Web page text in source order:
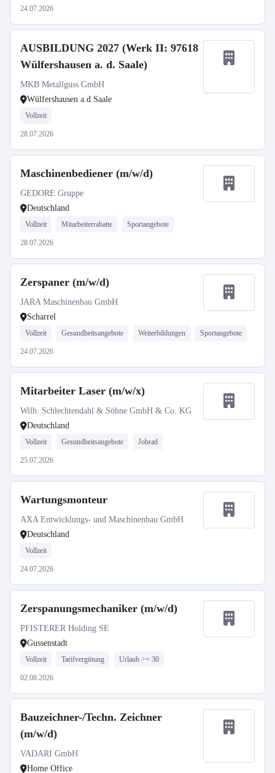
24.07.2026
AUSBILDUNG 2027 (Werk II: 97618
Wülfershausen a. d. Saale)
MKB Metallguss GmbH
Wülfershausen a.d.Saale
Vollzeit
28.07.2026
Maschinenbediener (m/w/d)
GEDORE Gruppe
Deutschland
Vollzeit Mitarbeiterrabatte Sportangebote
28.07.2026
Zerspaner (m/w/d)
JARA Maschinenbau GmbH
Scharrel
Vollzeit Gesundheitsangebote Weiterbildungen Sportangebote
24.07.2026
Mitarbeiter Laser (m/w/x)
Wilh. Schlechtendahl & Söhne GmbH & Co. KG
Deutschland
Vollzeit Gesundheitsangebote Jobrad
25.07.2026
Wartungsmonteur
AXA Entwicklungs- und Maschinenbau GmbH
Deutschland
Vollzeit
24.07.2026
Zerspanungsmechaniker (m/w/d)
PFISTERER Holding SE
Gussenstadt
Vollzeit Tarifvergütung Urlaub >= 30
02.08.2026
Bauzeichner-/Techn. Zeichner
(m/w/d)
VADARI GmbH
Home Office